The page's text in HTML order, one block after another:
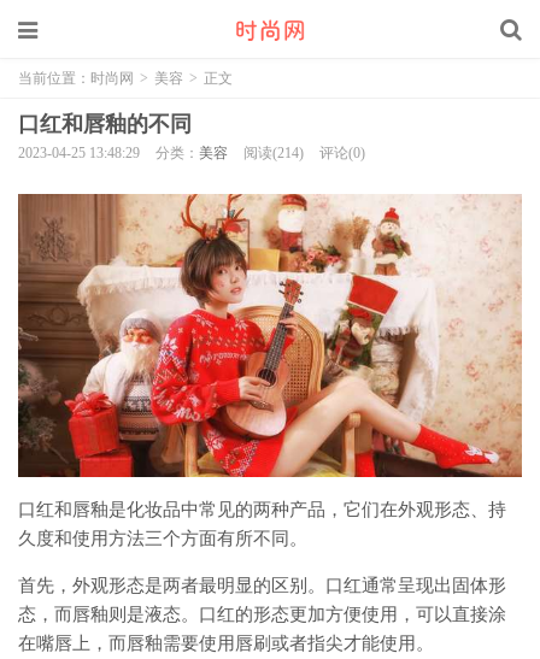
当前位置： 时尚网 > 美容 > 正文
口红和唇釉的不同
2023-04-25 13:48:29 分类： 美容 阅读(214) 评论(0)
口红和唇釉是化妆品中常见的两种产品，它们在外观形态、持
久度和使用方法三个方面有所不同。
首先，外观形态是两者最明显的区别。口红通常呈现出固体形
态，而唇釉则是液态。口红的形态更加方便使用，可以直接涂
在嘴唇上，而唇釉需要使用唇刷或者指尖才能使用。